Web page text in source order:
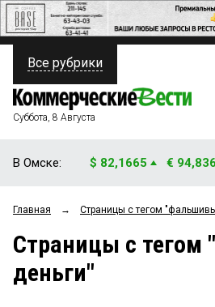
ПОЛИТИКА
ФИНАНСЫ
ОБЩЕСТВО
ЗАКОН
Все рубрики
Суббота, 8 Августа
В Омске: $ 82,1665 €
Главная → Страницы c тегом
Страницы c
деньги"